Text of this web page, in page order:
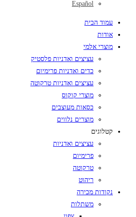
Español
עמוד הבית
אודות
מוצרי אלמי
עציצים ואדניות פלסטיק
כדים ואדניות פרימיום
עציצים ואדניות טרקוטה
מוצרי קוקוס
כסאות מעוצבים
מוצרים נלווים
קטלוגים
עציצים ואדניות
פרימיום
טרקוטה
ריהוט
נקודות מכירה
משתלות